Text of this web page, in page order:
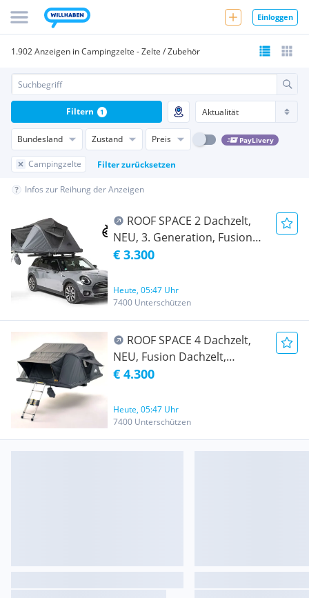
Einloggen
1.902 Anzeigen in Campingzelte - Zelte / Zubehör
Bundesland Zustand Preis PayLivery
Campingzelte Filter zurücksetzen
Filtern 1
Infos zur Reihung der Anzeigen
ROOF SPACE 2 Dachzelt,
NEU, 3. Generation, Fusion
Dachzelt, Faltdachzelt -
Camping, Roofspace
€ 3.300
Heute, 05:47 Uhr
7400 Unterschützen
ROOF SPACE 4 Dachzelt,
NEU, Fusion Dachzelt,
Faltdachzelt - Hartschale Zelt
Roofspace NEU
€ 4.300
Heute, 05:47 Uhr
7400 Unterschützen